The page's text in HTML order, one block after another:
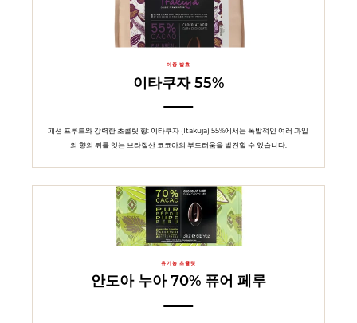
이중 발효
이타쿠자 55%
패션 프루트와 강력한 초콜릿 향: 이타쿠자 (Itakuja) 55%에서는 폭발적인 여러 과일
의 향의 뒤를 잇는 브라질산 코코아의 부드러움을 발견할 수 있습니다.
유기농 초콜릿
안도아 누아 70% 퓨어 페루